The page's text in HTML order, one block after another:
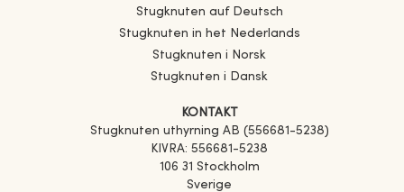
Stugknuten auf Deutsch
Stugknuten in het Nederlands
Stugknuten i Norsk
Stugknuten i Dansk
KONTAKT
Stugknuten uthyrning AB (556681-5238)
KIVRA: 556681-5238
106 31 Stockholm
Sverige